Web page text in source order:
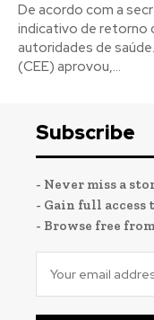
De acordo com a
indicativo de retorno
autoridades de saúde. O Conselho Estadual de Educação
(CEE) aprovou,...
Subscribe
- Never miss a
- Gain full
- Browse free